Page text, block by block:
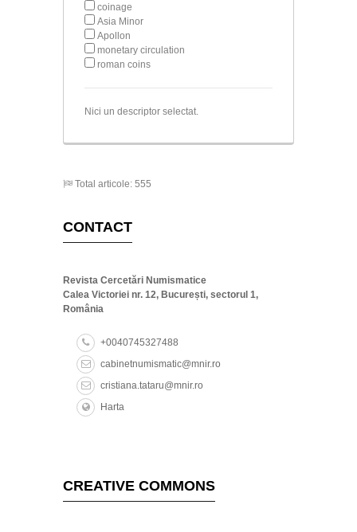
coinage
Asia Minor
Apollon
monetary circulation
roman coins
Nici un descriptor selectat.
Total articole: 555
CONTACT
Revista Cercetări Numismatice
Calea Victoriei nr. 12, București, sectorul 1,
România
+0040745327488
cabinetnumismatic@mnir.ro
cristiana.tataru@mnir.ro
Harta
CREATIVE COMMONS